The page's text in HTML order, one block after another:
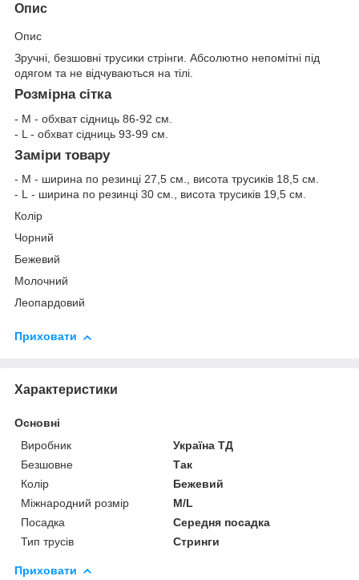
Опис
Опис
Зручні, безшовні трусики стрінги. Абсолютно непомітні під
одягом та не відчуваються на тілі.
Розмірна сітка
- M - обхват сідниць 86-92 см.
- L - обхват сідниць 93-99 см.
Заміри товару
- M - ширина по резинці 27,5 см., висота трусиків 18,5 см.
- L - ширина по резинці 30 см., висота трусиків 19,5 см.
Колір
Чорний
Бежевий
Молочний
Леопардовий
Приховати
Характеристики
Основні
Виробник
Україна ТД
Безшовне
Так
Колір
Бежевий
Міжнародний розмір
M/L
Посадка
Середня посадка
Тип трусів
Стринги
Приховати